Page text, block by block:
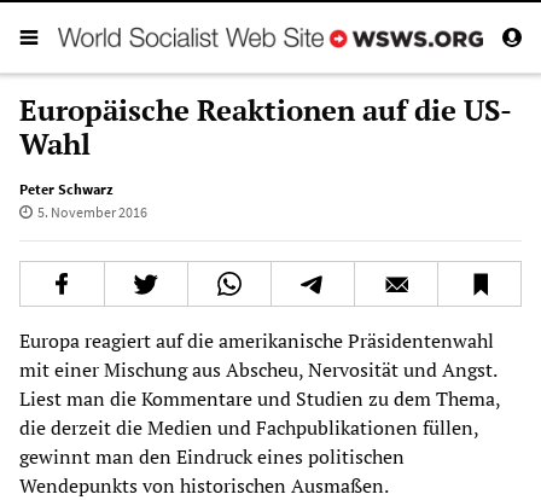
Europäische Reaktionen auf die US-
Wahl
Peter Schwarz
5. November 2016
Europa reagiert auf die amerikanische Präsidentenwahl
mit einer Mischung aus Abscheu, Nervosität und Angst.
Liest man die Kommentare und Studien zu dem Thema,
die derzeit die Medien und Fachpublikationen füllen,
gewinnt man den Eindruck eines politischen
Wendepunkts von historischen Ausmaßen.